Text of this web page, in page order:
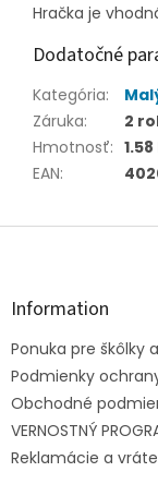
Hračka je
Dodatočné
Kategória:
Záruka:
2
Hmotnosť:
EAN:
Z
Information
Ponuka pre škôlky
Podmienky
Obchodné
VERNOSTNÝ
Reklamácie a